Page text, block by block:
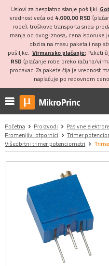
Uslovi za besplatno slanje pošiljki:
vrednost veća od 4.000,00 RSD
robe), troškove transporta snosi
manja od ovog iznosa, cena isporuke
obzira na masu paketa i
pošiljke. Virmansko plaćanje:Paketi
RSD (plaćanje robe preko računa/
prodavac. Za pakete čija je vrednost
naplaćuje po redovnom
Početna Proizvodi Pasivne
Promenljivi otpornici
Trimer
Višeobrtni trimer potenciometri